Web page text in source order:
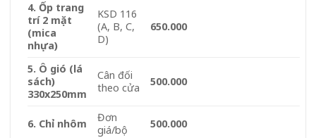
4. Ốp trang
trí 2 mặt
(mica
nhựa)
KSD 116
(A, B, C,
D)
650.000
5. Ô gió (lá
sách)
330x250mm
Cân đối
theo cửa
500.000
6. Chỉ nhôm
Đơn
giá/bộ
500.000